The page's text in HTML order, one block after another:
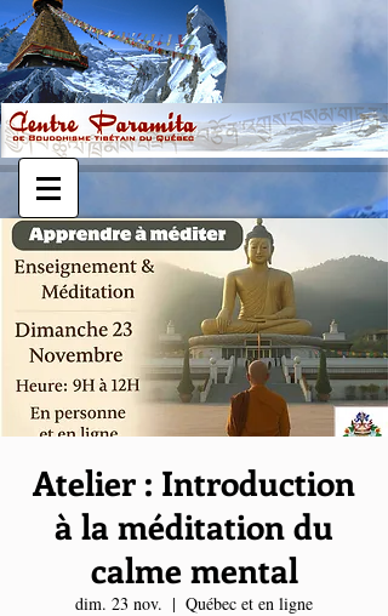
Atelier : Introduction
à la méditation du
calme mental
dim. 23 nov.
  |
Québec et en ligne